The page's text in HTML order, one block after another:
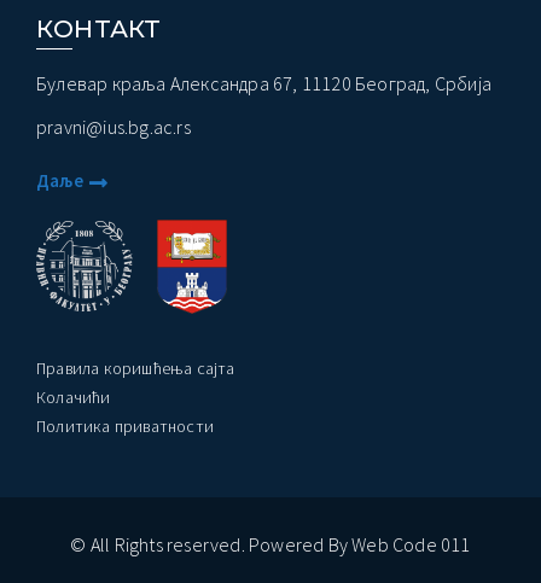
КОНТАКТ
Булевар краља Александра 67, 11120 Београд, Србија
pravni@ius.bg.ac.rs
Даље
Правила коришћења сајта
Колачићи
Политика приватности
© All Rights reserved. Powered By Web Code 011